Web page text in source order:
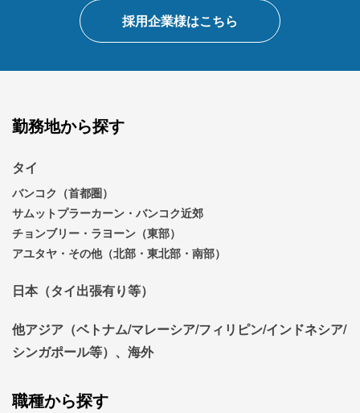
採用企業様はこちら
勤務地から探す
タイ
バンコク（首都圏）
サムットプラーカーン・バンコク近郊
チョンブリー・ラヨーン（東部）
アユタヤ・その他（北部・東北部・南部）
日本（タイ出張有り等）
他アジア（ベトナム/マレーシア/フィリピン/インドネシア/
シンガポール等）、海外
職種から探す